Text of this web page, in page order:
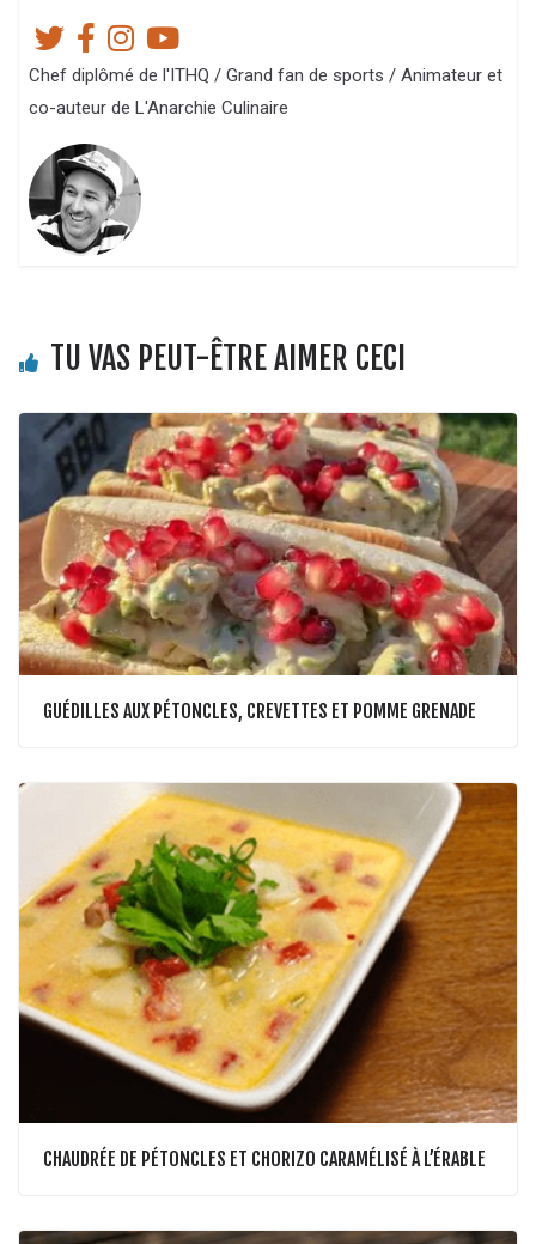
Chef diplômé de l'ITHQ / Grand fan de sports / Animateur et
co-auteur de L'Anarchie Culinaire
TU VAS PEUT-ÊTRE AIMER CECI
GUÉDILLES AUX PÉTONCLES, CREVETTES ET POMME GRENADE
CHAUDRÉE DE PÉTONCLES ET CHORIZO CARAMÉLISÉ À L’ÉRABLE